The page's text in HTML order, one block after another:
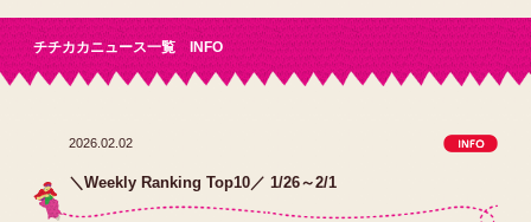
チチカカニュース一覧 INFO
2026.02.02
＼Weekly Ranking Top10／ 1/26～2/1